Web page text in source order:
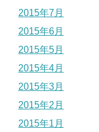
2015年7月
2015年6月
2015年5月
2015年4月
2015年3月
2015年2月
2015年1月